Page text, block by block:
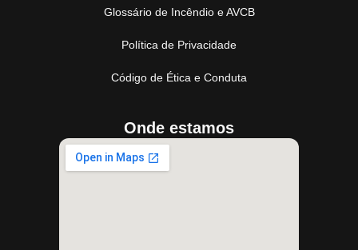
Glossário de Incêndio e AVCB
Política de Privacidade
Código de Ética e Conduta
Onde estamos